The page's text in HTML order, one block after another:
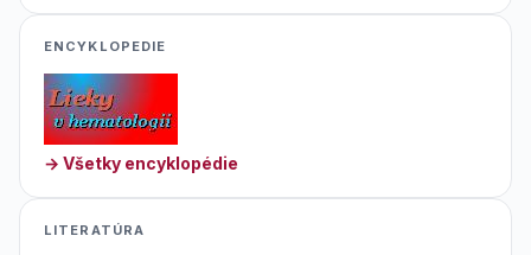
ENCYKLOPEDIE
→ Všetky encyklopédie
LITERATÚRA